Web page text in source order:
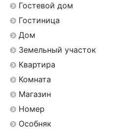
Гостевой дом
Гостиница
Дом
Земельный участок
Квартира
Комната
Магазин
Номер
Особняк